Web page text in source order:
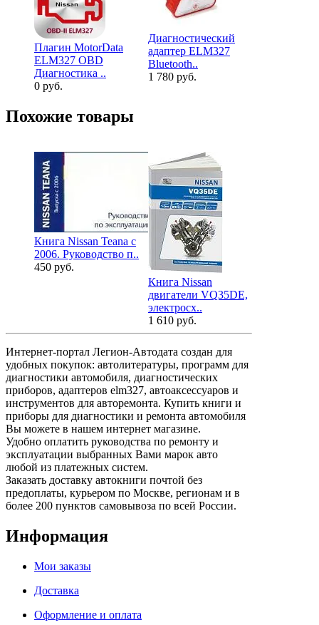
Плагин MotorData
ELM327 OBD
Диагностика ..
0 руб.
Диагностический
адаптер ELM327
Bluetooth..
1 780 руб.
Похожие товары
Книга Nissan Teana с
2006. Руководство п..
450 руб.
Книга Nissan
двигатели VQ35DE,
электросх..
1 610 руб.
Интернет-портал Легион-Автодата создан для
удобных покупок: автолитературы, программ для
диагностики автомобиля, диагностических
приборов, адаптеров elm327, автоаксессуаров и
инструментов для авторемонта. Купить книги и
приборы для диагностики и ремонта автомобиля
Вы можете в нашем интернет магазине.
Удобно оплатить руководства по ремонту и
эксплуатации выбранных Вами марок авто
любой из платежных систем.
Заказать доставку автокниги почтой без
предоплаты, курьером по Москве, регионам и в
более 200 пунктов самовывоза по всей России.
Информация
Мои заказы
Доставка
Оформление и оплата